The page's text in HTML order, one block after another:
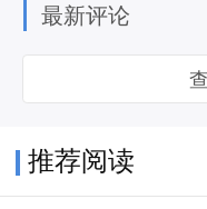
最新评论
推荐阅读